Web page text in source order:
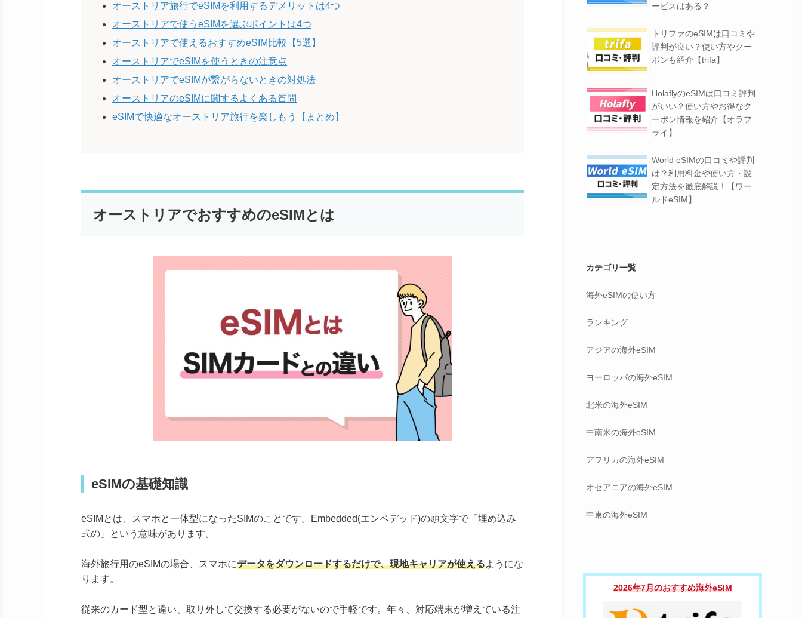
オーストリア旅行でeSIMを利用するデメリットは4つ
オーストリアで使うeSIMを選ぶポイントは4つ
オーストリアで使えるおすすめeSIM比較【5選】
オーストリアでeSIMを使うときの注意点
オーストリアでeSIMが繋がらないときの対処法
オーストリアのeSIMに関するよくある質問
eSIMで快適なオーストリア旅行を楽しもう【まとめ】
オーストリアでおすすめのeSIMとは
eSIMの基礎知識
eSIMとは、スマホと一体型になったSIMのことです。Embedded(エンベデッド)の頭文字で「埋め込み
式の」という意味があります。
海外旅行用のeSIMの場合、スマホにデータをダウンロードするだけで、現地キャリアが使えるようにな
ります。
従来のカード型と違い、取り外して交換する必要がないので手軽です。年々、対応端末が増えている注
ービスはある？
トリファのeSIMは口コミや
評判が良い？使い方やクー
ポンも紹介【trifa】
HolaflyのeSIMは口コミ評判
がいい？使い方やお得なク
ーポン情報を紹介【オラフ
ライ】
World eSIMの口コミや評判
は？利用料金や使い方・設
定方法を徹底解説！【ワー
ルドeSIM】
カテゴリ一覧
海外eSIMの使い方
ランキング
アジアの海外eSIM
ヨーロッパの海外eSIM
北米の海外eSIM
中南米の海外eSIM
アフリカの海外eSIM
オセアニアの海外eSIM
中東の海外eSIM
2026年7月のおすすめ海外eSIM